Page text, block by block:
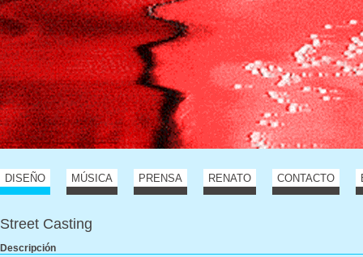
DISEÑO MÚSICA PRENSA RENATO CONTACTO
Street Casting
Descripción